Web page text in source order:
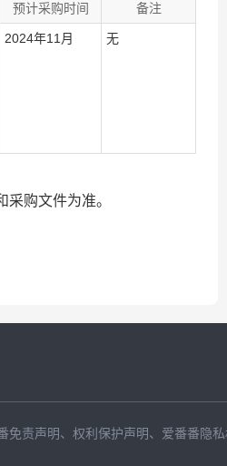
预计采购时间 备注
2024年11月 无
购文件为准。
免责声明 、 权利保护声明 、 爱番番隐